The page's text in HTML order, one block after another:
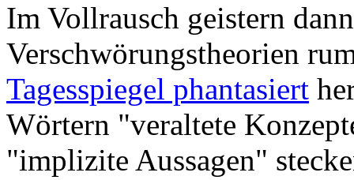
Im Vollrausch geistern
Verschwörungstheorien
Tagesspiegel phantasiert
Wörtern "veraltete
"implizite Aussagen"